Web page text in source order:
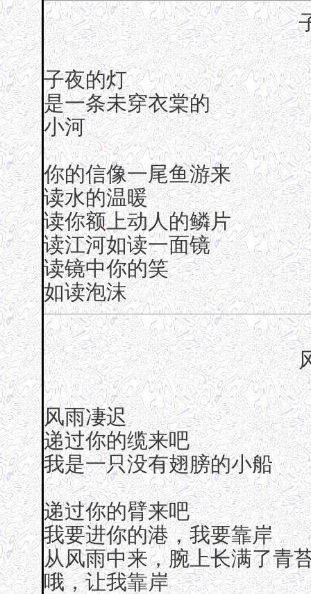
子夜的灯
是一条未穿衣棠的
小河
你的信像一尾鱼游来
读水的温暖
读你额上动人的鳞片
读江河如读一面镜
读镜中你的笑
如读泡沫
风雨凄迟
递过你的缆来吧
我是一只没有翅膀的小船
递过你的臂来吧
我要进你的港，我要靠岸
从风雨中来，腕上长满了青
哦，让我靠岸